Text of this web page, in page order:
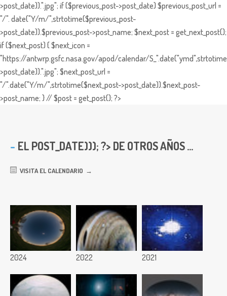
>post_date)).".jpg"; if ($previous_post->post_date) $previous_post_url =
"/". date("Y/m/",strtotime($previous_post-
>post_date)).$previous_post->post_name; $next_post = get_next_post();
if ($next_post) { $next_icon =
"https://antwrp.gsfc.nasa.gov/apod/calendar/
>post_date)).".jpg"; $next_post_url =
"/".date("Y/m/",strtotime($next_post->post_date)).$next_post-
>post_name; } // $post = get_post(); ?>
EL POST_DATE))); ?> DE OTROS AÑOS ...
VISITA EL CALENDARIO
2024 2022 2021